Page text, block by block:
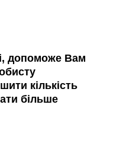
допоможе Вам
кількість
більше